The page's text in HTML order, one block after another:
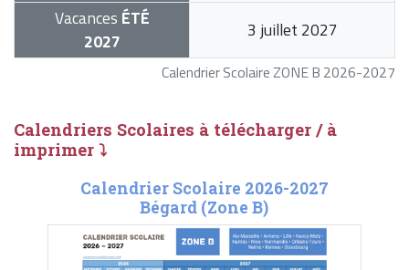
Calendrier Scolaire ZONE B 2026-2027
Vacances ÉTÉ
2027
3 juillet 2027
Calendriers Scolaires à télécharger / à
imprimer ⤵
Calendrier Scolaire 2026-2027
Bégard (Zone B)